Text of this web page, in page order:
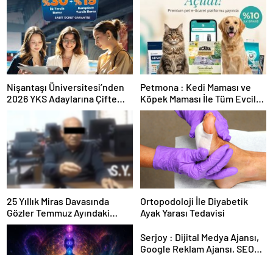
Nişantaşı Üniversitesi’nden
2026 YKS Adaylarına Çifte
Güvence: Sabit Ücret ve
Kesintisiz Burs
Petmona : Kedi Maması ve
Köpek Maması İle Tüm Evcil
Hayvan Ürünleri
25 Yıllık Miras Davasında
Gözler Temmuz Ayındaki
Karar Duruşmasına Çevrildi
Ortopodoloji İle Diyabetik
Ayak Yarası Tedavisi
Serjoy : Dijital Medya Ajansı,
Google Reklam Ajansı, SEO